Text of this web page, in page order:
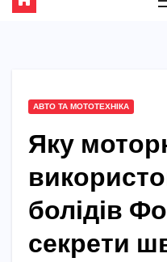
АВТО ТА МОТОТЕХНІКА
Яку
болідів
секрети